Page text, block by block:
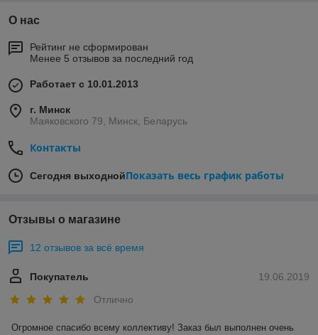
О нас
Рейтинг не сформирован
Менее 5 отзывов за последний год
Работает с 10.01.2013
г. Минск
Маяковского 79, Минск, Беларусь
Контакты
Сегодня выходнойПоказать весь график работы
Отзывы о магазине
12 отзывов за всё время
19.06.2019
Покупатель
Отлично
Огромное спасибо всему коллективу! Заказ был выполнен очень